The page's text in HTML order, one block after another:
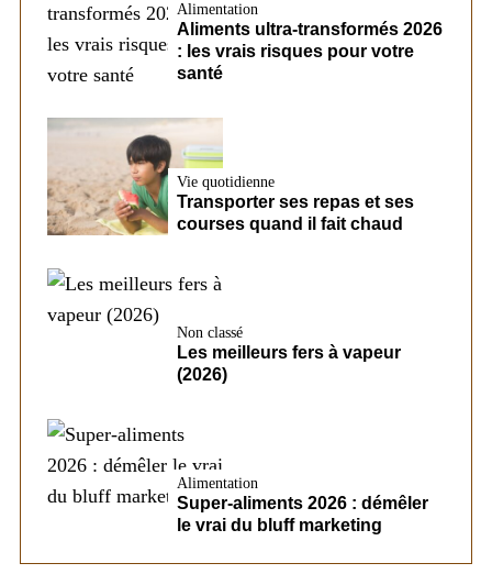
Alimentation
Aliments ultra-transformés 2026
: les vrais risques pour votre
santé
Vie quotidienne
Transporter ses repas et ses
courses quand il fait chaud
Non classé
Les meilleurs fers à vapeur
(2026)
Alimentation
Super-aliments 2026 : démêler
le vrai du bluff marketing